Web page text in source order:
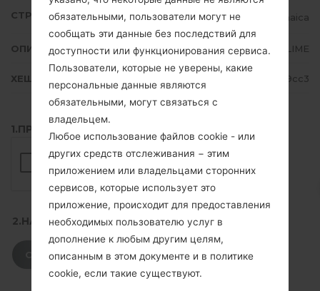
СТРАНА Jamaica
ОПИСАНИЕ LIME
ХЕШ 3dc8833c3845e93c67a06fa77ae79cc3
1.ПРОВЕРИТЬ НАЛИЧИЕ RECAPTCHA
2.НАЖМИТЕ, ЧТОБЫ СКАЧАТЬ
СКАЧАТЬ
обязательными, пользователи могут не
сообщать эти данные без последствий для
доступности или функционирования сервиса.
Пользователи, которые не уверены, какие
персональные данные являются
обязательными, могут связаться с
владельцем.
Любое использование файлов cookie - или
других средств отслеживания − этим
приложением или владельцами сторонних
сервисов, которые использует это
приложение, происходит для предоставления
необходимых пользователю услуг в
дополнение к любым другим целям,
описанным в этом документе и в политике
cookie, если такие существуют.